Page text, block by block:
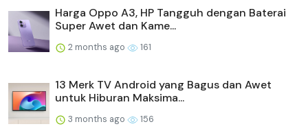
Harga Oppo A3, HP Tangguh dengan Baterai
Super Awet dan Kame...
2 months ago 161
13 Merk TV Android yang Bagus dan Awet
untuk Hiburan Maksima...
3 months ago 156